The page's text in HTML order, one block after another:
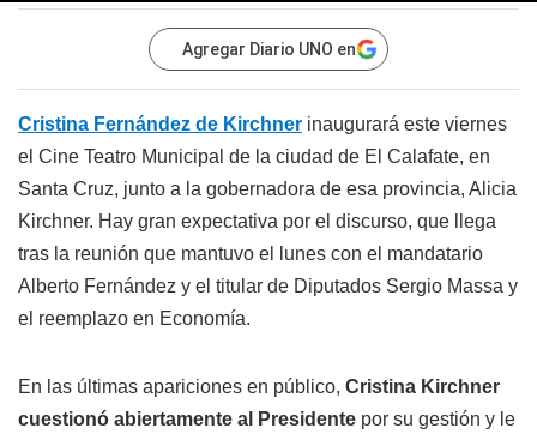
Agregar Diario UNO en
Cristina Fernández de Kirchner inaugurará este viernes
el Cine Teatro Municipal de la ciudad de El Calafate, en
Santa Cruz, junto a la gobernadora de esa provincia, Alicia
Kirchner. Hay gran expectativa por el discurso, que llega
tras la reunión que mantuvo el lunes con el mandatario
Alberto Fernández y el titular de Diputados Sergio Massa y
el reemplazo en Economía.
En las últimas apariciones en público, Cristina Kirchner
cuestionó abiertamente al Presidente por su gestión y le